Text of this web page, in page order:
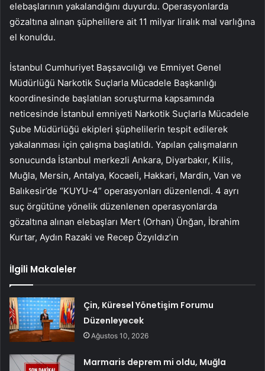
elebaşlarının yakalandığını duyurdu. Operasyonlarda
gözaltına alınan şüphelilere ait 11 milyar liralık mal varlığına
el konuldu.
İstanbul Cumhuriyet Başsavcılığı ve Emniyet Genel
Müdürlüğü Narkotik Suçlarla Mücadele Başkanlığı
koordinesinde başlatılan soruşturma kapsamında
neticesinde İstanbul emniyeti Narkotik Suçlarla Mücadele
Şube Müdürlüğü ekipleri şüphelilerin tespit edilerek
yakalanması için çalışma başlatıldı. Yapılan çalışmaların
sonucunda İstanbul merkezli Ankara, Diyarbakır, Kilis,
Muğla, Mersin, Antalya, Kocaeli, Hakkari, Mardin, Van ve
Balıkesir’de “KUYU-4” operasyonları düzenlendi. 4 ayrı
suç örgütüne yönelik düzenlenen operasyonlarda
gözaltına alınan elebaşları Mert (Orhan) Ünğan, İbrahim
Kurtar, Aydın Razaki ve Recep Özyıldız’ın
İlgili Makaleler
Çin, Küresel Yönetişim Forumu
Düzenleyecek
Ağustos 10, 2026
Marmaris deprem mi oldu, Muğla